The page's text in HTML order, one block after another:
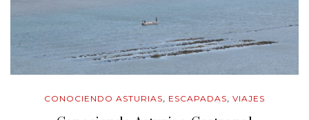
CONOCIENDO ASTURIAS, ESCAPADAS, VIAJES